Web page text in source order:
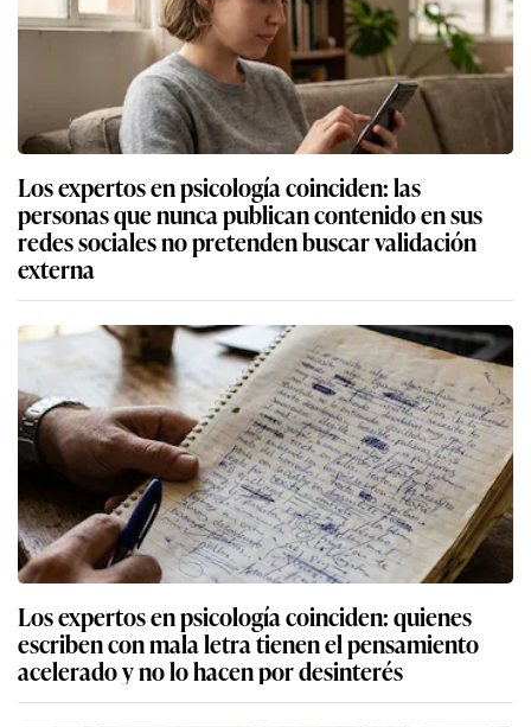
Los expertos en psicología coinciden: las
personas que nunca publican contenido en sus
redes sociales no pretenden buscar validación
externa
Los expertos en psicología coinciden: quienes
escriben con mala letra tienen el pensamiento
acelerado y no lo hacen por desinterés